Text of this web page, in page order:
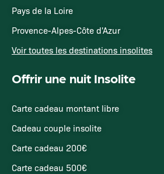
Pays de la Loire
Provence-Alpes-Côte d'Azur
Voir toutes les destinations insolites
Offrir une nuit Insolite
Carte cadeau montant libre
Cadeau couple insolite
Carte cadeau 200€
Carte cadeau 500€